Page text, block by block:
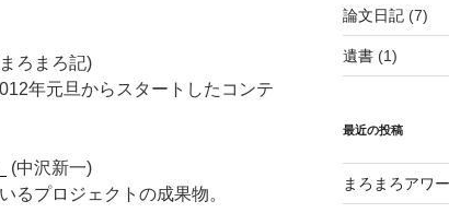
ろまろ記)
年元旦からスタートしたコンテ
(中沢新一)
るプロジェクトの成果物。
論文日記(7)
遺書(1)
最近の投稿
まろまろアワ